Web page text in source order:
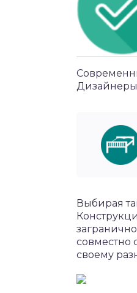
Выбирая
совместно
своему